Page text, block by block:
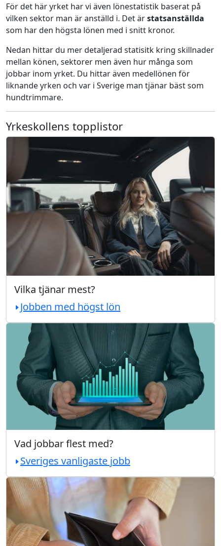
För det här yrket har vi även lönestatistik baserat på
vilken sektor man är anställd i. Det ärstatsanställda
som har den högsta lönen med i snitt kronor.
Nedan hittar du mer detaljerad statisitk kring skillnader
mellan könen, sektorer men även hur många som
jobbar inom yrket. Du hittar även medellönen för
liknande yrken och var i Sverige man tjänar bäst som
hundtrimmare.
Yrkeskollens topplistor
Vilka tjänar mest?
Jobben med högst lön
Vad jobbar flest med?
Sveriges vanligaste jobb